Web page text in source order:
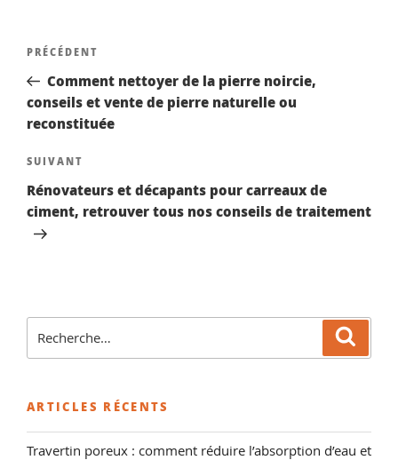
Navigation
l’article
Article
précédent
PRÉCÉDENT
Comment nettoyer de la pierre noircie,
conseils et vente de pierre naturelle ou
reconstituée
Article
suivant
SUIVANT
Rénovateurs et décapants pour carreaux de
ciment, retrouver tous nos conseils de traitement
pour
ARTICLES RÉCENTS
Travertin poreux : comment réduire l’absorption d’eau et